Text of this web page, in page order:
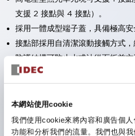
本網站使用cookie
我們使用cookie來將內容和廣告個
功能和分析我們的流量。我們也與
支援 2 接點與 4 接點）。
採用一體成型端子蓋，具備極高安
接點部採用自清潔滾動接觸方式，
防護結構可防止水或油從面板前
鈕開關為 IP40）。
三種功能集結於一顆開關。
完整支援全球各地需求的多種電
一顆 LED 燈泡即可呈現六種顏色